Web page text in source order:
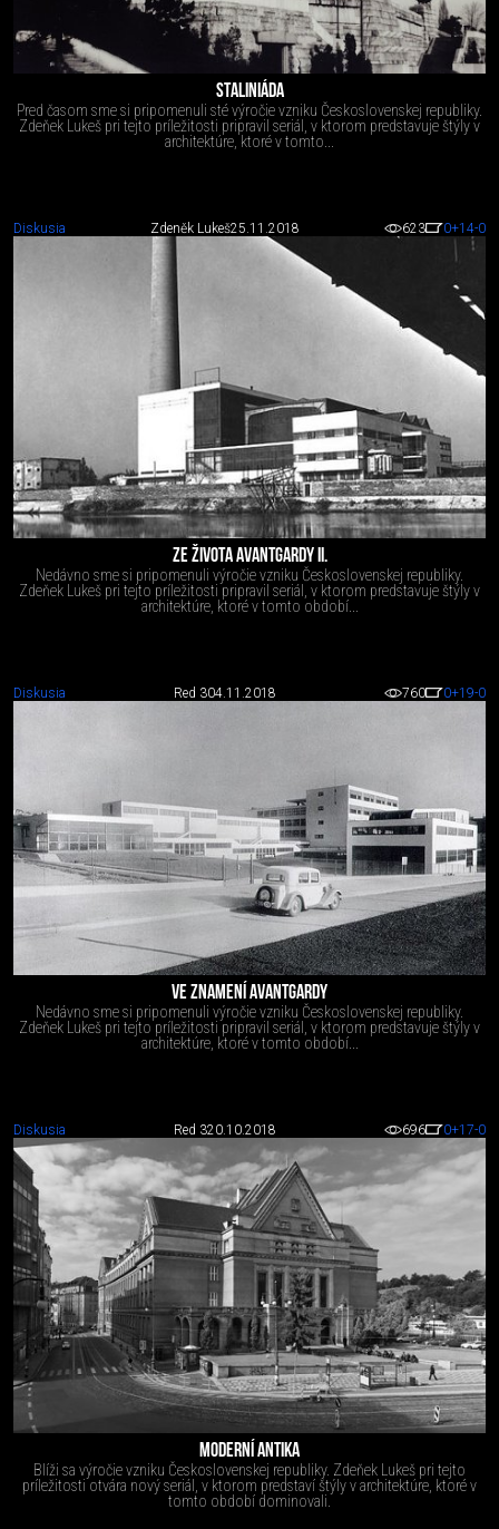
STALINIÁDA
Pred časom sme si pripomenuli sté výročie vzniku Československej republiky.
Zdeňek Lukeš pri tejto príležitosti pripravil seriál, v ktorom predstavuje štýly v
architektúre, ktoré v tomto...
Diskusia Zdeněk Lukeš25.11.2018 623 0+14-0
ZE ŽIVOTA AVANTGARDY II.
Nedávno sme si pripomenuli výročie vzniku Československej republiky.
Zdeňek Lukeš pri tejto príležitosti pripravil seriál, v ktorom predstavuje štýly v
architektúre, ktoré v tomto období...
Diskusia Red 304.11.2018 760 0+19-0
VE ZNAMENÍ AVANTGARDY
Nedávno sme si pripomenuli výročie vzniku Československej republiky.
Zdeňek Lukeš pri tejto príležitosti pripravil seriál, v ktorom predstavuje štýly v
architektúre, ktoré v tomto období...
Diskusia Red 320.10.2018 696 0+17-0
MODERNÍ ANTIKA
Blíži sa výročie vzniku Československej republiky. Zdeňek Lukeš pri tejto
príležitosti otvára nový seriál, v ktorom predstaví štýly v architektúre, ktoré v
tomto období dominovali.